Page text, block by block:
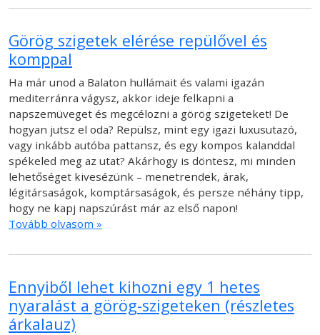
Görög szigetek elérése repülővel és
komppal
Ha már unod a Balaton hullámait és valami igazán
mediterránra vágysz, akkor ideje felkapni a
napszemüveget és megcélozni a görög szigeteket! De
hogyan jutsz el oda? Repülsz, mint egy igazi luxusutazó,
vagy inkább autóba pattansz, és egy kompos kalanddal
spékeled meg az utat? Akárhogy is döntesz, mi minden
lehetőséget kivesézünk – menetrendek, árak,
légitársaságok, komptársaságok, és persze néhány tipp,
hogy ne kapj napszúrást már az első napon!
Tovább olvasom »
Ennyiből lehet kihozni egy 1 hetes
nyaralást a görög-szigeteken (részletes
árkalauz)